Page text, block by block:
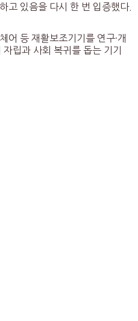
고 있음을 다시 한 번 입증했다.
어 등 재활보조기기를 연구·개
립과 사회 복귀를 돕는 기기